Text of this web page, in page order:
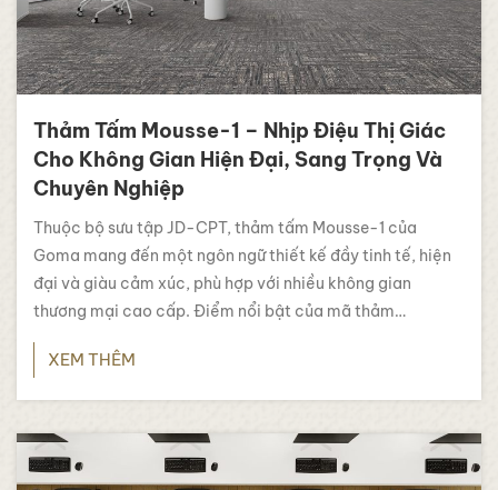
Thảm Tấm Mousse-1 – Nhịp Điệu Thị Giác
Cho Không Gian Hiện Đại, Sang Trọng Và
Chuyên Nghiệp
Thuộc bộ sưu tập JD-CPT, thảm tấm Mousse-1 của
Goma mang đến một ngôn ngữ thiết kế đầy tinh tế, hiện
đại và giàu cảm xúc, phù hợp với nhiều không gian
thương mại cao cấp. Điểm nổi bật của mã thảm
Mousse-1 nằm ở thiết kế graphic với những đường vân
dọc đan xen…
XEM THÊM